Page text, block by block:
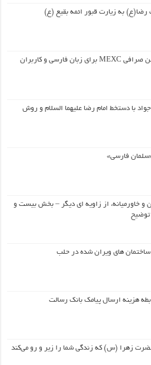
به زیارت قبور ائمه بقیع (ع)
دانلود اپلیکیشن صرافی MEXC برای زبان فارسی و کاربران
با دستخط امام رضا علیهما السلام و روش
فارسی»
و خاورمیانه، از زاویه ای دیگر – بخش بیست و
ساختمان های ویران شده در حلب
هزینه ارسال پیامک بانک رسالت
زهرا (س) که زندگی شما را زیر و رو می‌کند